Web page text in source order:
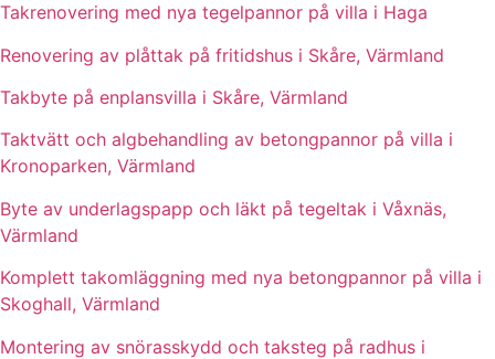
Takrenovering med nya tegelpannor på villa i Haga
Renovering av plåttak på fritidshus i Skåre, Värmland
Takbyte på enplansvilla i Skåre, Värmland
Taktvätt och algbehandling av betongpannor på villa i
Kronoparken, Värmland
Byte av underlagspapp och läkt på tegeltak i Våxnäs,
Värmland
Komplett takomläggning med nya betongpannor på villa i
Skoghall, Värmland
Montering av snörasskydd och taksteg på radhus i